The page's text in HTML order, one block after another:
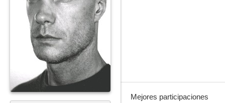
Mejores participaciones